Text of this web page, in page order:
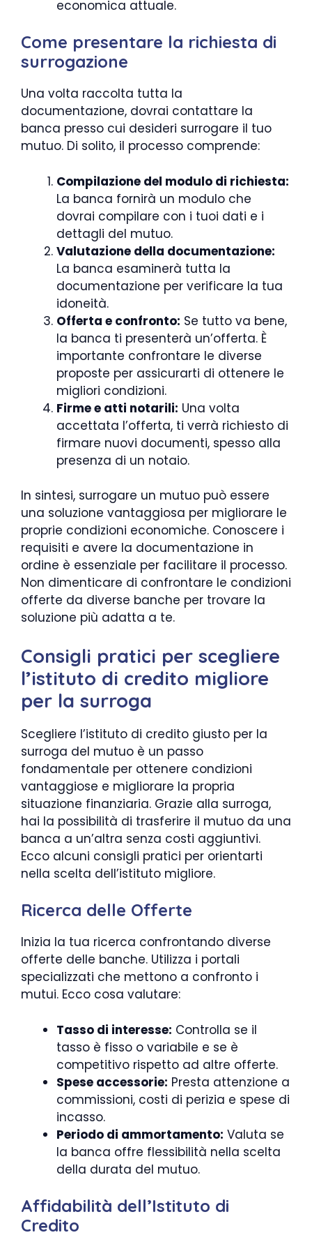
economica attuale.
Come presentare la richiesta di
surrogazione
Una volta raccolta tutta la
documentazione, dovrai contattare la
banca presso cui desideri surrogare il tuo
mutuo. Di solito, il processo comprende:
Compilazione del modulo di richiesta:
La banca fornirà un modulo che
dovrai compilare con i tuoi dati e i
dettagli del mutuo.
Valutazione della documentazione:
La banca esaminerà tutta la
documentazione per verificare la tua
idoneità.
Offerta e confronto: Se tutto va bene,
la banca ti presenterà un’offerta. È
importante confrontare le diverse
proposte per assicurarti di ottenere le
migliori condizioni.
Firme e atti notarili: Una volta
accettata l’offerta, ti verrà richiesto di
firmare nuovi documenti, spesso alla
presenza di un notaio.
In sintesi, surrogare un mutuo può essere
una soluzione vantaggiosa per migliorare le
proprie condizioni economiche. Conoscere i
requisiti e avere la documentazione in
ordine è essenziale per facilitare il processo.
Non dimenticare di confrontare le condizioni
offerte da diverse banche per trovare la
soluzione più adatta a te.
Consigli pratici per scegliere
l’istituto di credito migliore
per la surroga
Scegliere l’istituto di credito giusto per la
surroga del mutuo è un passo
fondamentale per ottenere condizioni
vantaggiose e migliorare la propria
situazione finanziaria. Grazie alla surroga,
hai la possibilità di trasferire il mutuo da una
banca a un’altra senza costi aggiuntivi.
Ecco alcuni consigli pratici per orientarti
nella scelta dell’istituto migliore.
Ricerca delle Offerte
Inizia la tua ricerca confrontando diverse
offerte delle banche. Utilizza i portali
specializzati che mettono a confronto i
mutui. Ecco cosa valutare:
Tasso di interesse: Controlla se il
tasso è fisso o variabile e se è
competitivo rispetto ad altre offerte.
Spese accessorie: Presta attenzione a
commissioni, costi di perizia e spese di
incasso.
Periodo di ammortamento: Valuta se
la banca offre flessibilità nella scelta
della durata del mutuo.
Affidabilità dell’Istituto di
Credito